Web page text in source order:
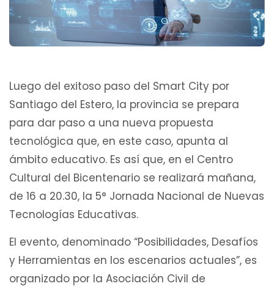
Luego del exitoso paso del Smart City por
Santiago del Estero, la provincia se prepara
para dar paso a una nueva propuesta
tecnológica que, en este caso, apunta al
ámbito educativo. Es así que, en el Centro
Cultural del Bicentenario se realizará mañana,
de 16 a 20.30, la 5° Jornada Nacional de Nuevas
Tecnologías Educativas.
El evento, denominado “Posibilidades, Desafíos
y Herramientas en los escenarios actuales”, es
organizado por la Asociación Civil de